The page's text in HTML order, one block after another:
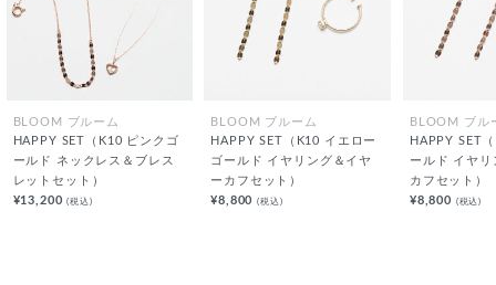
BLOOM ブルーム
HAPPY SET（K10 ピンクゴ
ールド ネックレス＆ブレス
レットセット）
¥13,200(税込)
BLOOM ブルーム
HAPPY SET（K10 イエロー
ゴールド イヤリング＆イヤ
ーカフセット）
¥8,800(税込)
BLOOM ブル
HAPPY SET
ールド イヤリ
カフセット）
¥8,800 (税込)